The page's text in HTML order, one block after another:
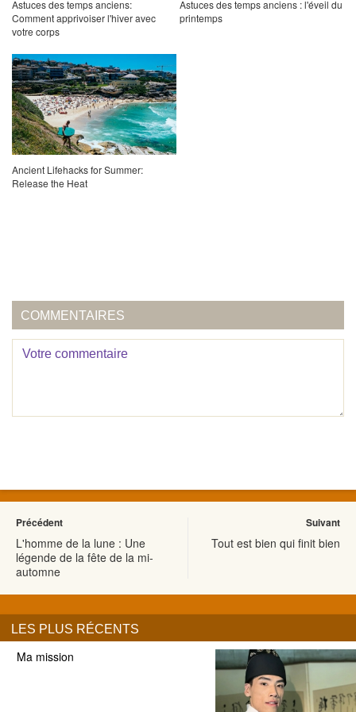
Astuces des temps anciens:
Comment apprivoiser l'hiver avec
votre corps
Astuces des temps anciens : l'éveil du
printemps
Ancient Lifehacks for Summer:
Release the Heat
COMMENTAIRES
Précédent
L'homme de la lune : Une
légende de la fête de la mi-
automne
Suivant
Tout est bien qui finit bien
LES PLUS RÉCENTS
Ma mission